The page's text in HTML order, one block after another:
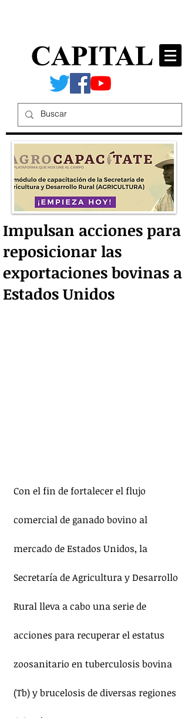
Impulsan acciones para
reposicionar las
exportaciones bovinas a
Estados Unidos
Con el fin de fortalecer el flujo
comercial de ganado bovino al
mercado de Estados Unidos, la
Secretaría de Agricultura y Desarrollo
Rural lleva a cabo una serie de
acciones para recuperar el estatus
zoosanitario en tuberculosis bovina
(Tb) y brucelosis de diversas regiones